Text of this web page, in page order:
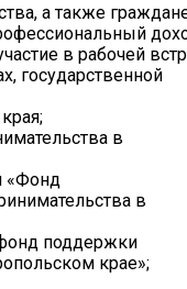
а также
в рабочей
государственной
в
«Фонд
в
поддержки
крае»;